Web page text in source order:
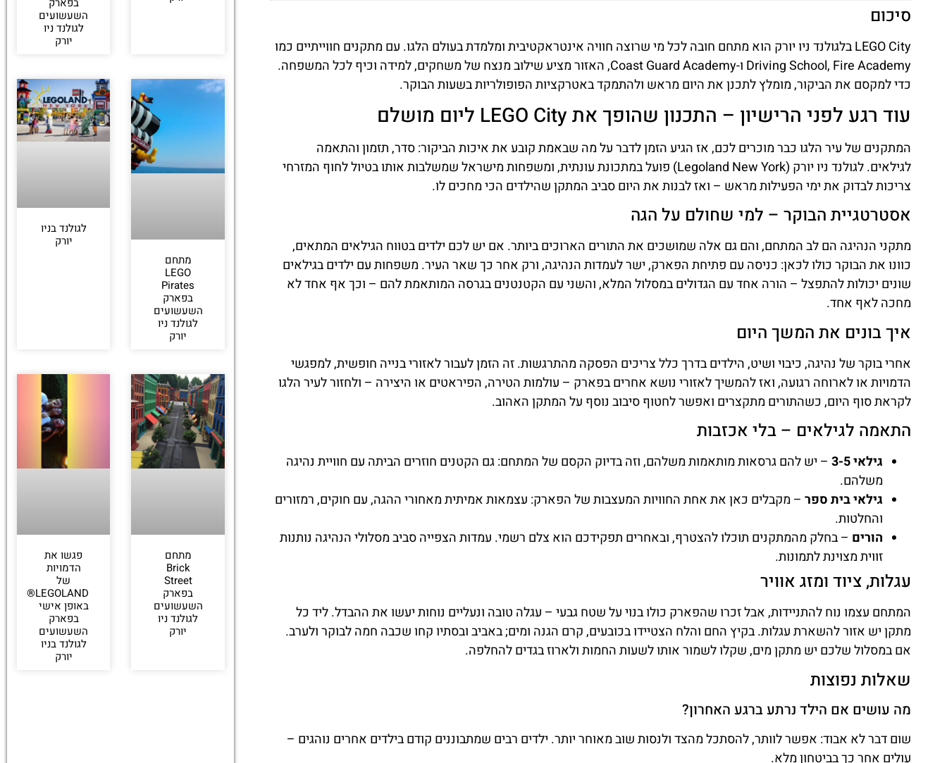
סיכום
LEGO City בלגולנד ניו יורק הוא מתחם חובה לכל מי שרוצה חוויה אינטראקטיבית ומלמדת בעולם הלגו. עם מתקנים חווייתיים כמו
Driving School, Fire Academy ו-Coast Guard Academy, האזור מציע שילוב מנצח של משחקים, למידה וכיף לכל המשפחה.
כדי למקסם את הביקור, מומלץ לתכנן את היום מראש ולהתמקד באטרקציות הפופולריות בשעות הבוקר.
עוד רגע לפני הרישיון – התכנון שהופך את LEGO City ליום מושלם
המתקנים של עיר הלגו כבר מוכרים לכם, אז הגיע הזמן לדבר על מה שבאמת קובע את איכות הביקור: סדר, תזמון והתאמה
לגילאים. לגולנד ניו יורק (Legoland New York) פועל במתכונת עונתית, ומשפחות מישראל שמשלבות אותו בטיול לחוף המזרחי
צריכות לבדוק את ימי הפעילות מראש – ואז לבנות את היום סביב המתקן שהילדים הכי מחכים לו.
אסטרטגיית הבוקר – למי שחולם על הגה
מתקני הנהיגה הם לב המתחם, והם גם אלה שמושכים את התורים הארוכים ביותר. אם יש לכם ילדים בטווח הגילאים המתאים,
כוונו את הבוקר כולו לכאן: כניסה עם פתיחת הפארק, ישר לעמדות הנהיגה, ורק אחר כך שאר העיר. משפחות עם ילדים בגילאים
שונים יכולות להתפצל – הורה אחד עם הגדולים במסלול המלא, והשני עם הקטנטנים בגרסה המותאמת להם – וכך אף אחד לא
מחכה לאף אחד.
איך בונים את המשך היום
אחרי בוקר של נהיגה, כיבוי ושיט, הילדים בדרך כלל צריכים הפסקה מהתרגשות. זה הזמן לעבור לאזורי בנייה חופשית, למפגשי
הדמויות או לארוחה רגועה, ואז להמשיך לאזורי נושא אחרים בפארק – עולמות הטירה, הפיראטים או היצירה – ולחזור לעיר הלגו
לקראת סוף היום, כשהתורים מתקצרים ואפשר לחטוף סיבוב נוסף על המתקן האהוב.
התאמה לגילאים – בלי אכזבות
גילאי 3-5
– יש להם גרסאות מותאמות משלהם, וזה בדיוק הקסם של המתחם: גם הקטנים חוזרים הביתה עם חוויית נהיגה
משלהם.
גילאי בית ספר– מקבלים כאן את אחת החוויות המעצבות של הפארק: עצמאות אמיתית מאחורי ההגה, עם חוקים, רמזורים
והחלטות.
הורים – בחלק מהמתקנים תוכלו להצטרף, ובאחרים תפקידכם הוא צלם רשמי. עמדות הצפייה סביב מסלולי הנהיגה נותנות
זווית מצוינת לתמונות.
עגלות, ציוד ומזג אוויר
המתחם עצמו נוח להתניידות, אבל זכרו שהפארק כולו בנוי על שטח גבעי – עגלה טובה ונעליים נוחות יעשו את ההבדל. ליד כל
מתקן יש אזור להשארת עגלות. בקיץ החם והלח הצטיידו בכובעים, קרם הגנה ומים; באביב ובסתיו קחו שכבה חמה לבוקר ולערב.
אם במסלול שלכם יש מתקן מים, שקלו לשמור אותו לשעות החמות ולארוז בגדים להחלפה.
שאלות נפוצות
מה עושים אם הילד נרתע ברגע האחרון?
שום דבר לא אבוד: אפשר לוותר, להסתכל מהצד ולנסות שוב מאוחר יותר. ילדים רבים שמתבוננים קודם בילדים אחרים נוהגים –
עולים אחר כך בביטחון מלא.
השעשועים
לגולנד ניו
יורק
מתחם
LEGO
Pirates
בפארק
השעשועים
לגולנד ניו
יורק
לגולנד בניו
יורק
מתחם
Brick
Street
בפארק
השעשועים
לגולנד ניו
יורק
פגשו את
הדמויות
של
LEGOLAND®
באופן אישי
בפארק
השעשועים
לגולנד בניו
יורק